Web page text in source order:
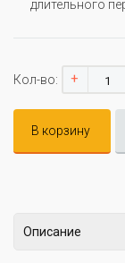
длительного
Кол-во: +
В корзину
Описание